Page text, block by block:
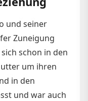
und seiner
Zuneigung
schon in den
um ihren
in den
und war auch